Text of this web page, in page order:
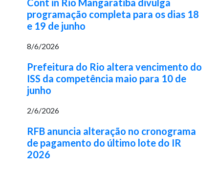
Cont in Rio Mangaratiba divulga
programação completa para os dias 18
e 19 de junho
8/6/2026
Prefeitura do Rio altera vencimento do
ISS da competência maio para 10 de
junho
2/6/2026
RFB anuncia alteração no cronograma
de pagamento do último lote do IR
2026